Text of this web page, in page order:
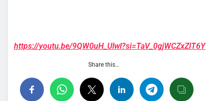
https://youtu.be/9QW0uH_UIwI?si=TaV_0gjWCZxZlT6Y
Share this…